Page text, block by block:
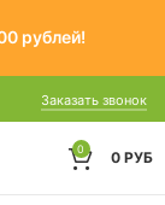
рублей!
Заказать звонок
0 0 РУБ